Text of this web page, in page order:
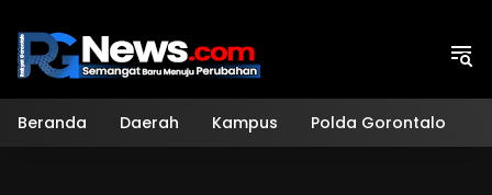
konten
Beranda Daerah Kampus Polda Gorontalo